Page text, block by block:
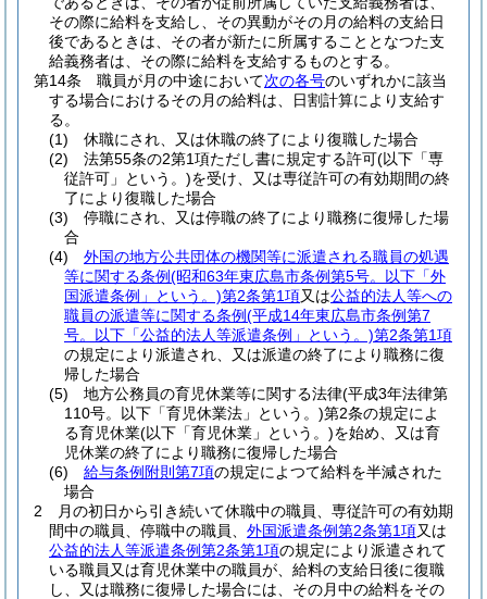
その際に給料を支給し、その異動がその月の給料の支給日
後であるときは、その者が新たに所属することとなつた支
給義務者は、その際に給料を支給するものとする。
第14条
職員が月の中途において次の各号のいずれかに該当
する場合におけるその月の給料は、日割計算により支給す
る。
(1)
休職にされ、又は休職の終了により復職した場合
(2)
法第55条の2第1項ただし書に規定する許可(以下「専
従許可」という。)を受け、又は専従許可の有効期間の終
了により復職した場合
(3)
停職にされ、又は停職の終了により職務に復帰した場
合
(4)
外国の地方公共団体の機関等に派遣される職員の処遇
等に関する条例(昭和63年東広島市条例第5号。以下「外
国派遣条例」という。)第2条第1項又は公益的法人等への
職員の派遣等に関する条例(平成14年東広島市条例第7
号。以下「公益的法人等派遣条例」という。)第2条第1項
の規定により派遣され、又は派遣の終了により職務に復
帰した場合
(5)
地方公務員の育児休業等に関する法律(平成3年法律第
110号。以下「育児休業法」という。)第2条の規定によ
る育児休業(以下「育児休業」という。)を始め、又は育
児休業の終了により職務に復帰した場合
(6)
給与条例附則第7項の規定によつて給料を半減された
場合
2
月の初日から引き続いて休職中の職員、専従許可の有効期
間中の職員、停職中の職員、 外国派遣条例第2条第1項又は
公益的法人等派遣条例第2条第1項の規定により派遣されて
いる職員又は育児休業中の職員が、給料の支給日後に復職
し、又は職務に復帰した場合には、その月中の給料をその